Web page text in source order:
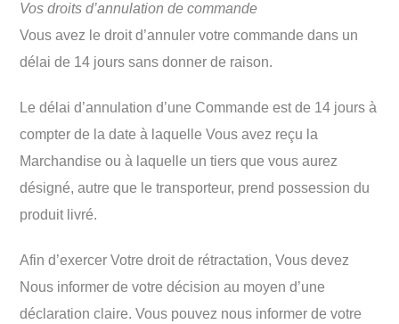
Vos droits d’annulation de commande
Vous avez le droit d’annuler votre commande dans un
délai de 14 jours sans donner de raison.
Le délai d’annulation d’une Commande est de 14 jours à
compter de la date à laquelle Vous avez reçu la
Marchandise ou à laquelle un tiers que vous aurez
désigné, autre que le transporteur, prend possession du
produit livré.
Afin d’exercer Votre droit de rétractation, Vous devez
Nous informer de votre décision au moyen d’une
déclaration claire. Vous pouvez nous informer de votre